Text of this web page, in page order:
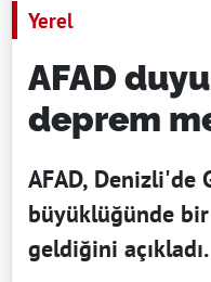
Yerel
AFAD
deprem
AFAD, Denizli'de
büyüklüğünde
geldiğini açıkladı.